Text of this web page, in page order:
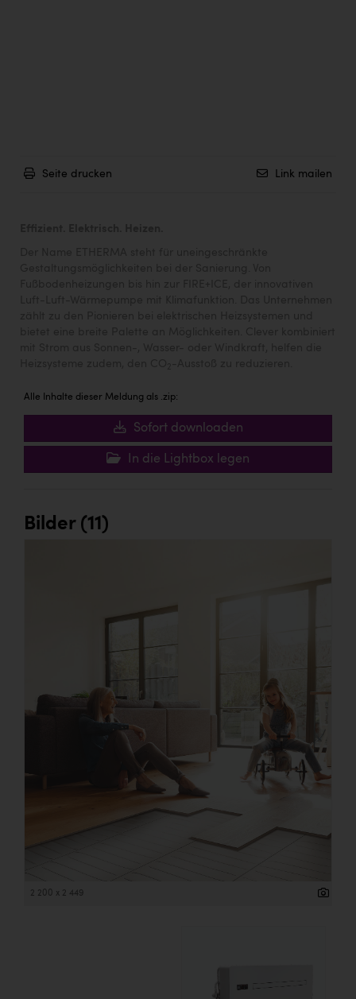
Seite drucken Link mailen
Alle Inhalte dieser Meldung als .zip:
Sofort downloaden
In die Lightbox legen
Bilder (11)
2 200 x 2 449